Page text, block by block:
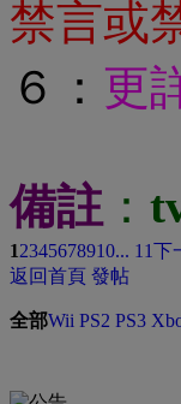
禁言或
６： 更
備註 ：
12345678910... 11下
返回首頁 發帖
全部Wii PS2 PS3